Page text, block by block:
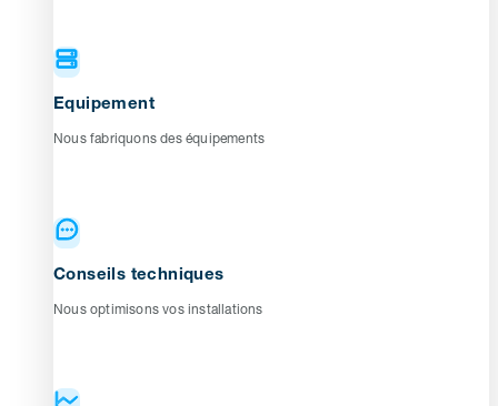
Equipement
Nous fabriquons des équipements
Conseils techniques
Nous optimisons vos installations